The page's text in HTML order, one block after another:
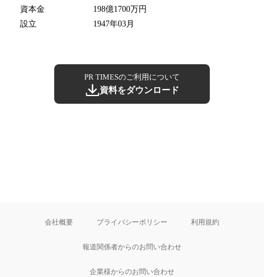
資本金
198億1700万円
設立
1947年03月
PR TIMESのご利用について
資料をダウンロード
会社概要 プライバシーポリシー 利用規約
報道関係者からのお問い合わせ
企業様からのお問い合わせ